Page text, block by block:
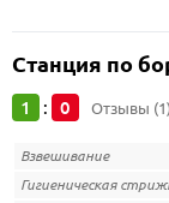
Станция по
1 : 0 Отзывы (1)
Взвешивание
Гигиеническая